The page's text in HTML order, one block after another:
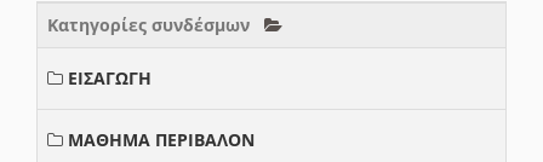
Κατηγορίες συνδέσμων
ΕΙΣΑΓΩΓΗ
ΜΑΘΗΜΑ ΠΕΡΙΒΑΛΟΝ